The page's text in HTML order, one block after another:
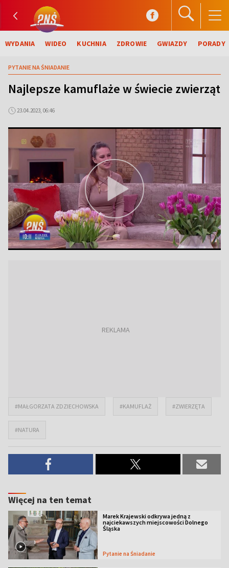
WYDANIA WIDEO KUCHNIA ZDROWIE GWIAZDY PORADY
PYTANIE NA ŚNIADANIE
Najlepsze kamuflaże w świecie zwierząt
23.04.2023, 06:46
#MAŁGORZATA ZDZIECHOWSKA #KAMUFLAŻ #ZWIERZĘTA
#NATURA
Więcej na ten temat
Marek Krajewski odkrywa jedną z
najciekawszych miejscowości Dolnego
Śląska
Pytanie na Śniadanie